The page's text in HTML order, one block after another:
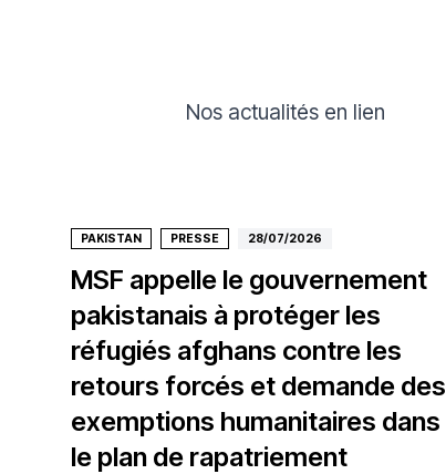
Nos actualités en lien
PAKISTAN PRESSE 28/07/2026
MSF appelle le gouvernement
pakistanais à protéger les
réfugiés afghans contre les
retours forcés et demande des
exemptions humanitaires dans
le plan de rapatriement